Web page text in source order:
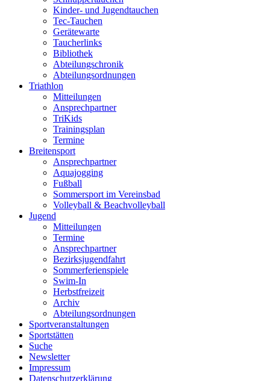
Kinder- und Jugendtauchen
Tec-Tauchen
Gerätewarte
Taucherlinks
Bibliothek
Abteilungschronik
Abteilungsordnungen
Triathlon
Mitteilungen
Ansprechpartner
TriKids
Trainingsplan
Termine
Breitensport
Ansprechpartner
Aquajogging
Fußball
Sommersport im Vereinsbad
Volleyball & Beachvolleyball
Jugend
Mitteilungen
Termine
Ansprechpartner
Bezirksjugendfahrt
Sommerferienspiele
Swim-In
Herbstfreizeit
Archiv
Abteilungsordnungen
Sportveranstaltungen
Sportstätten
Suche
Newsletter
Impressum
Datenschutzerklärung